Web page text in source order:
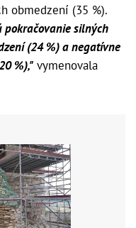
obmedzení (35 %).
pokračovanie silných
(24 %) a negatívne
%)," vymenovala